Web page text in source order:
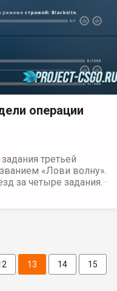
операции
третьей
«Лови волну».
за четыре задания. ·
13 14
15